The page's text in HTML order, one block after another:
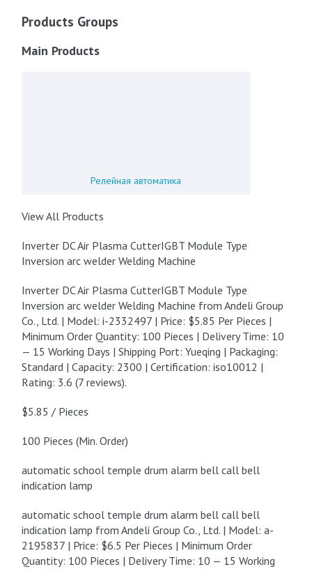
Products Groups
Main Products
Релейная автоматика
View All Products
Inverter DC Air Plasma CutterIGBT Module Type
Inversion arc welder Welding Machine
Inverter DC Air Plasma CutterIGBT Module Type
Inversion arc welder Welding Machine from Andeli Group
Co., Ltd. | Model: i-2332497 | Price: $5.85 Per Pieces |
Minimum Order Quantity: 100 Pieces | Delivery Time: 10
— 15 Working Days | Shipping Port: Yueqing | Packaging:
Standard | Capacity: 2300 | Certification: iso10012 |
Rating: 3.6 (7 reviews).
$5.85 / Pieces
100 Pieces (Min. Order)
automatic school temple drum alarm bell call bell
indication lamp
automatic school temple drum alarm bell call bell
indication lamp from Andeli Group Co., Ltd. | Model: a-
2195837 | Price: $6.5 Per Pieces | Minimum Order
Quantity: 100 Pieces | Delivery Time: 10 — 15 Working